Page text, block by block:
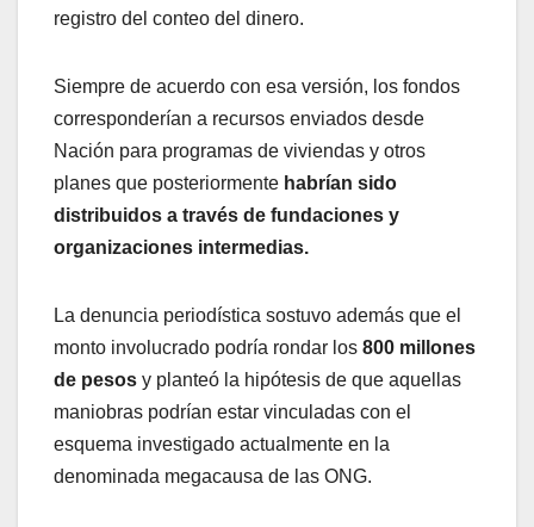
registro del conteo del dinero.
Siempre de acuerdo con esa versión, los fondos
corresponderían a recursos enviados desde
Nación para programas de viviendas y otros
planes que posteriormente habrían sido
distribuidos a través de fundaciones y
organizaciones intermedias.
La denuncia periodística sostuvo además que el
monto involucrado podría rondar los 800 millones
de pesos y planteó la hipótesis de que aquellas
maniobras podrían estar vinculadas con el
esquema investigado actualmente en la
denominada megacausa de las ONG.